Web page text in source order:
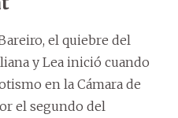
el quiebre del
y Lea inició cuando
en la Cámara de
el segundo del